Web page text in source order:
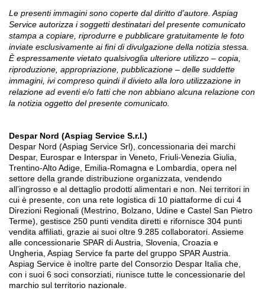
Le presenti immagini sono coperte dal diritto d’autore. Aspiag
Service autorizza i soggetti destinatari del presente comunicato
stampa a copiare, riprodurre e pubblicare gratuitamente le foto
inviate esclusivamente ai fini di divulgazione della notizia stessa.
È espressamente vietato qualsivoglia ulteriore utilizzo – copia,
riproduzione, appropriazione, pubblicazione – delle suddette
immagini, ivi compreso quindi il divieto alla loro utilizzazione in
relazione ad eventi e/o fatti che non abbiano alcuna relazione con
la notizia oggetto del presente comunicato.
Despar Nord (Aspiag Service S.r.l.)
Despar Nord (Aspiag Service Srl), concessionaria dei marchi
Despar, Eurospar e Interspar in Veneto, Friuli-Venezia Giulia,
Trentino-Alto Adige, Emilia-Romagna e Lombardia, opera nel
settore della grande distribuzione organizzata, vendendo
all’ingrosso e al dettaglio prodotti alimentari e non. Nei territori in
cui è presente, con una rete logistica di 10 piattaforme di cui 4
Direzioni Regionali (Mestrino, Bolzano, Udine e Castel San Pietro
Terme), gestisce 250 punti vendita diretti e rifornisce 304 punti
vendita affiliati, grazie ai suoi oltre 9.285 collaboratori. Assieme
alle concessionarie SPAR di Austria, Slovenia, Croazia e
Ungheria, Aspiag Service fa parte del gruppo SPAR Austria.
Aspiag Service è inoltre parte del Consorzio Despar Italia che,
con i suoi 6 soci consorziati, riunisce tutte le concessionarie del
marchio sul territorio nazionale.